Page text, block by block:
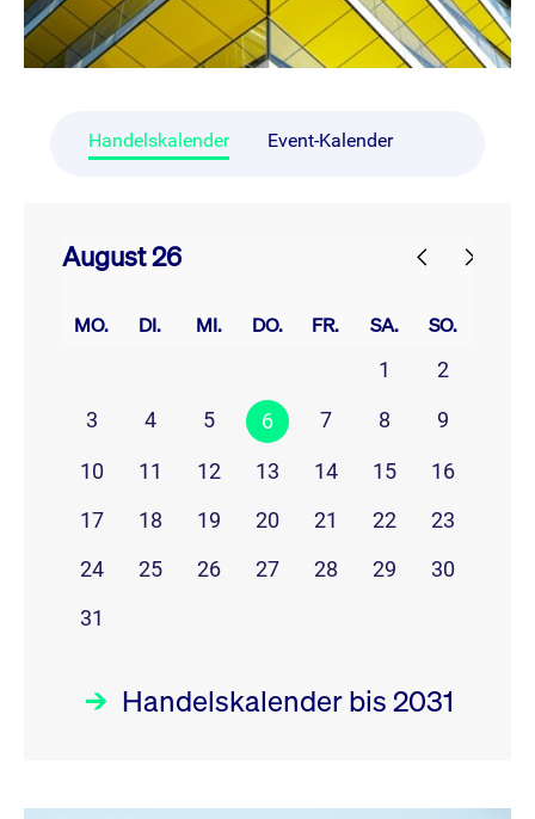
Handelskalender Event-Kalender
August 26
MO. DI. MI. DO. FR. SA. SO.
1
2
3
4 5 6 7 8 9
10 11 12 13 14 15
16
17
18 19 20 21 22
23
24
25 26 27 28 29
30
31
Handelskalender bis 2031